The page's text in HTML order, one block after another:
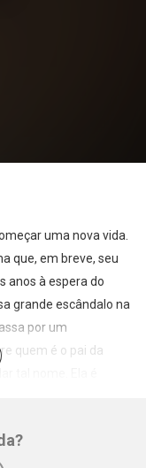
uma nova vida.
que, em breve, seu
anos à espera do
grande escândalo na
por um
quem é o pai da
tal nome. Ela é
e tenta criar sua